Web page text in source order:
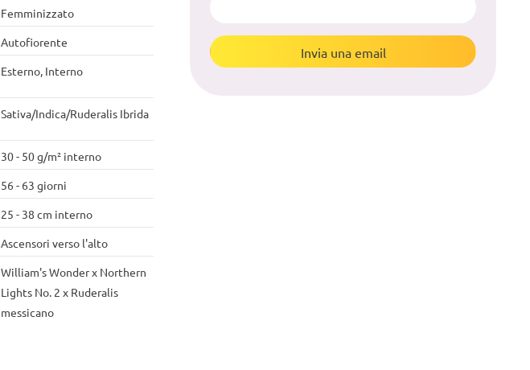
Femminizzato
Autofiorente
Esterno, Interno
Sativa/Indica/Ruderalis Ibrida
30 - 50 g/m² interno
56 - 63 giorni
25 - 38 cm interno
Ascensori verso l'alto
William's Wonder x Northern
Lights No. 2 x Ruderalis
messicano
Invia una email